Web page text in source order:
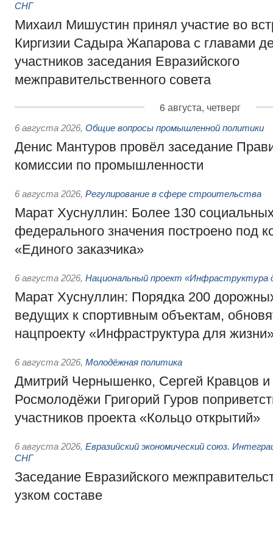
СНГ
Михаил Мишустин принял участие во
Киргизии Садыра Жапарова с главами
участников заседания Евразийского
межправительственного совета
6 августа, четверг
6 августа 2026, Общие вопросы промышленной политики
Денис Мантуров провёл заседание
комиссии по промышленности
6 августа 2026, Регулирование в сфере строительства
Марат Хуснуллин: Более 130
федерального значения построено под
«Единого заказчика»
6 августа 2026, Национальный проект «Инфраструктура
Марат Хуснуллин: Порядка 200
ведущих к спортивным объектам,
нацпроекту «Инфраструктура для
6 августа 2026, Молодёжная политика
Дмитрий Чернышенко, Сергей Кравцов и
Росмолодёжи Григорий Гуров
участников проекта «Кольцо открытий»
6 августа 2026, Евразийский экономический союз.
СНГ
Заседание Евразийского
узком составе